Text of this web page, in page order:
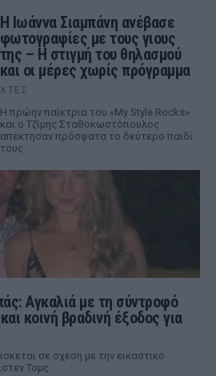
H Ιωάννα Σιαμπάνη ανέβασε
φωτογραφίες με τους γιους
της – Η στιγμή του θηλασμού
και οι μέρες χωρίς πρόγραμμα
ΧΤΕΣ
Η πρώην παίκτρια του «My Style Rocks»
και ο Τζίμης Σταθοκωστόπουλος
απέκτησαν πρόσφατα το δεύτερο παιδί
τους
Αγκαλιά με τη σύντροφό
κοινή βραδινή έξοδος για
σε σχέση με την εικαστικό
Τομς